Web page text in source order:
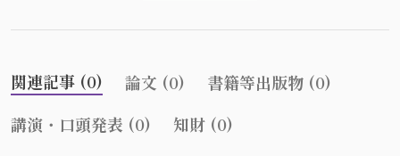
関連記事 (0) 論文 (0)
書籍等出版物 (0)
講演・口頭発表 (0)
知財 (0)